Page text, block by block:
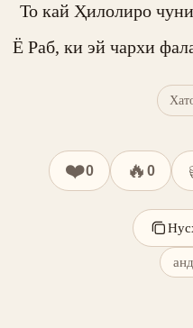
То кай Ҳилолиро
Ё Раб, ки эй чархи
❤️0 🔥 0